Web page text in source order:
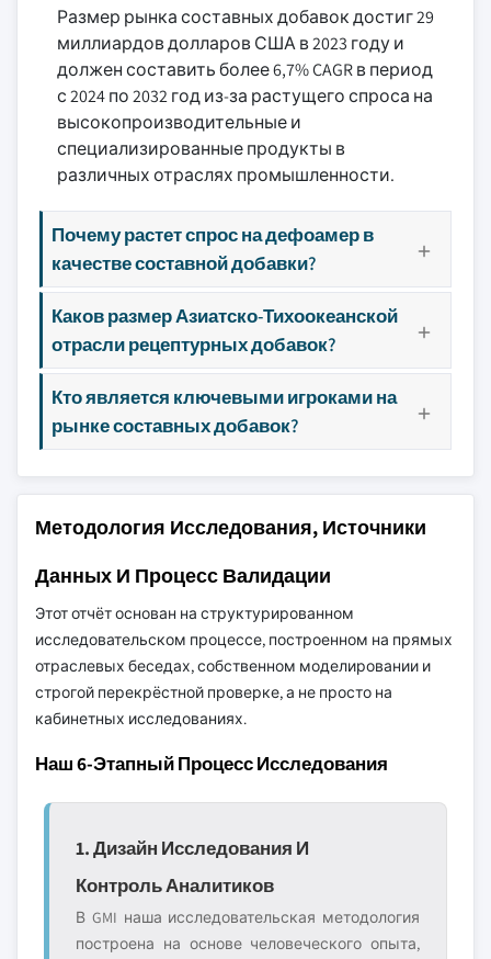
Размер рынка составных добавок достиг 29
миллиардов долларов США в 2023 году и
должен составить более 6,7% CAGR в период
с 2024 по 2032 год из-за растущего спроса на
высокопроизводительные и
специализированные продукты в
различных отраслях промышленности.
Почему растет спрос на дефоамер в
качестве составной добавки?
Каков размер Азиатско-Тихоокеанской
отрасли рецептурных добавок?
Кто является ключевыми игроками на
рынке составных добавок?
Методология Исследования, Источники
Данных И Процесс Валидации
Этот отчёт основан на структурированном
исследовательском процессе, построенном на прямых
отраслевых беседах, собственном моделировании и
строгой перекрёстной проверке, а не просто на
кабинетных исследованиях.
Наш 6-Этапный Процесс Исследования
1. Дизайн Исследования И
Контроль Аналитиков
В GMI наша исследовательская методология
построена на основе человеческого опыта,